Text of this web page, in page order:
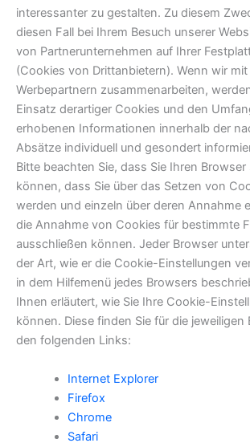
interessanter zu gestalten. Zu diesem
diesen Fall bei Ihrem Besuch unserer
von Partnerunternehmen auf Ihrer
(Cookies von Drittanbietern). Wenn wir
Werbepartnern zusammenarbeiten,
Einsatz derartiger Cookies und den
erhobenen Informationen innerhalb der
Absätze individuell und gesondert
Bitte beachten Sie, dass Sie Ihren
können, dass Sie über das Setzen von
werden und einzeln über deren Annahme
die Annahme von Cookies für bestimmte
ausschließen können. Jeder Browser
der Art, wie er die Cookie-Einstellungen
in dem Hilfemenü jedes Browsers
Ihnen erläutert, wie Sie Ihre Cookie-
können. Diese finden Sie für die jeweiligen
den folgenden Links:
Internet Explorer
Firefox
Chrome
Safari